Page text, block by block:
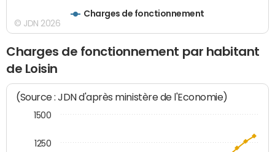
Charges de fonctionnement
© JDN 2026
Charges de fonctionnement par habitant
de Loisin
(Source : JDN d'après ministère de l'Economie)
1250
1500